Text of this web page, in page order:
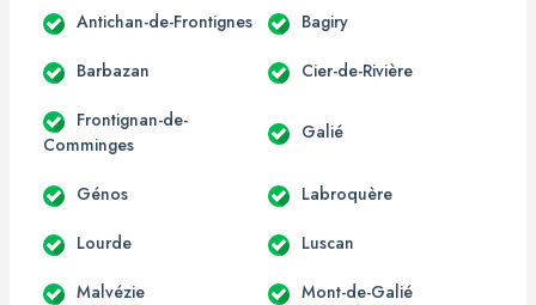
Antichan-de-Frontignes Bagiry
Barbazan Cier-de-Rivière
Frontignan-de-
Comminges
Galié
Génos Labroquère
Lourde Luscan
Malvézie Mont-de-Galié